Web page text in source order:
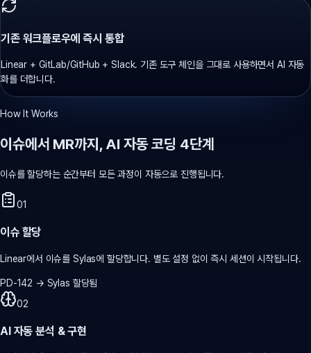
기존 워크플로우에 즉시 통합
Linear + GitLab/GitHub + Slack. 기존 도구 체인을 그대로 사용하면서 AI 자동
화를 더합니다.
How It Works
이슈에서 MR까지, AI 자동 코딩 4단계
이슈를 할당하는 순간부터 모든 과정이 자동으로 진행됩니다.
01
이슈 할당
Linear에서 이슈를 Sylas에 할당합니다. 별도 설정 없이 즉시 세션이 시작됩니다.
PD-142 → Sylas 할당됨
02
AI 자동 분석 & 구현